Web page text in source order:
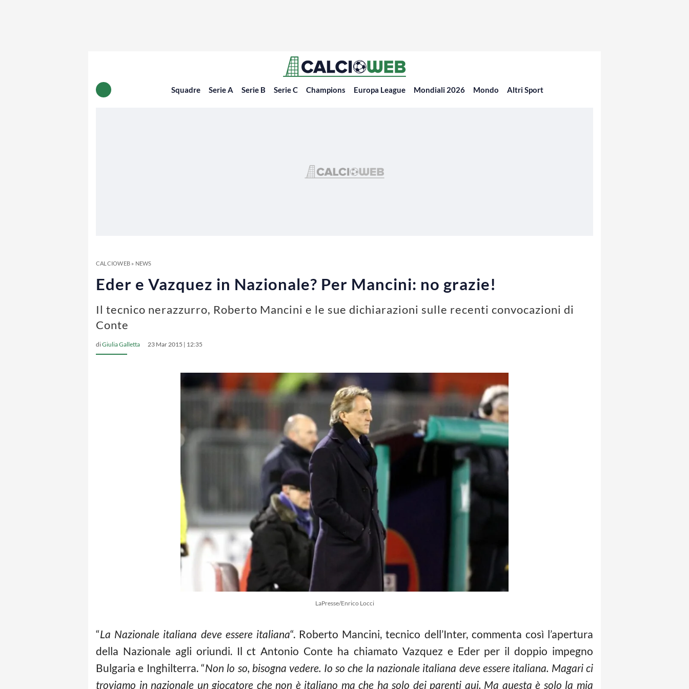
Squadre Serie A Serie B Serie C Champions Europa League Mondiali 2026 Mondo Altri Sport
CALCIOWEB» NEWS
Eder e Vazquez in Nazionale? Per Mancini: no grazie!
Il tecnico nerazzurro, Roberto Mancini e le sue dichiarazioni sulle recenti convocazioni di
Conte
diGiulia Galletta 23 Mar 2015 | 12:35
LaPresse/Enrico Locci
“La Nazionale italiana deve essere italiana“. Roberto Mancini, tecnico dell’Inter, commenta così l’apertura
della Nazionale agli oriundi. Il ct Antonio Conte ha chiamato Vazquez e Eder per il doppio impegno
Bulgaria e Inghilterra. “Non lo so, bisogna vedere. Io so che la nazionale italiana deve essere italiana. Magari ci
troviamo in nazionale un giocatore che non è italiano ma che ha solo dei parenti qui. Ma questa è solo la mia